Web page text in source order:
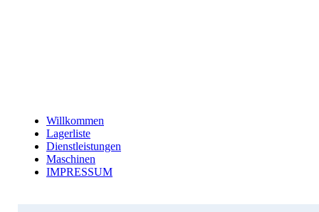
Willkommen
Lagerliste
Dienstleistungen
Maschinen
IMPRESSUM